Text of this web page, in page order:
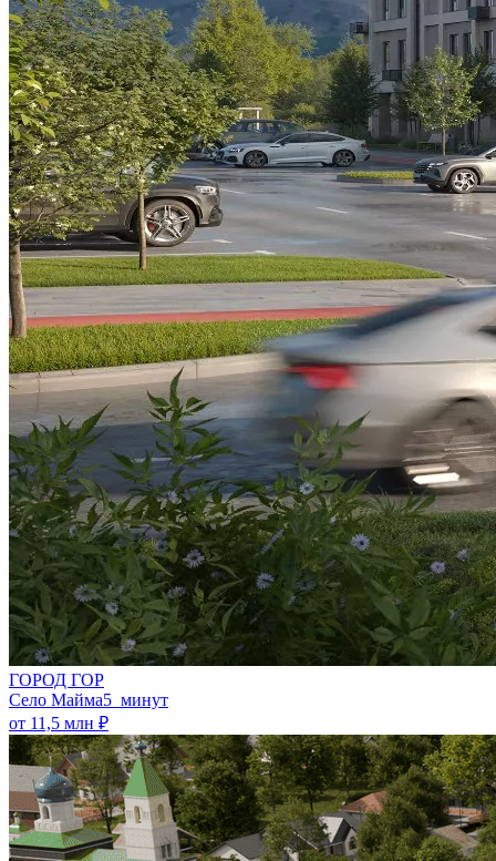
ГОРОД ГОР
Село Майма5 минут
от 11,5 млн ₽